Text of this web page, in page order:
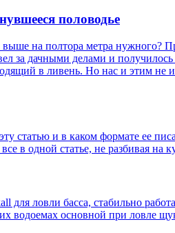
половодье
выше на полтора метра
за дачными делами и
в ливень. Но нас и этим не
статью и в каком формате ее
в одной статье, не разбивая на
для ловли басса, стабильно
водоемах основной при ловле